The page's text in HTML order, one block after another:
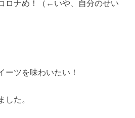
ロナめ！（←いや、自分のせい
ーツを味わいたい！
した。